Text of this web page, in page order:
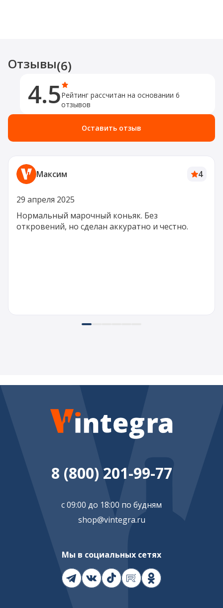
Отзывы(6)
4.5Рейтинг рассчитан на основании 6
отзывов
Оставить отзыв
Максим 4
29 апреля 2025
Нормальный марочный коньяк. Без
откровений, но сделан аккуратно и честно.
8 (800) 201-99-77
с 09:00 до 18:00 по будням
shop@vintegra.ru
Мы в социальных сетях